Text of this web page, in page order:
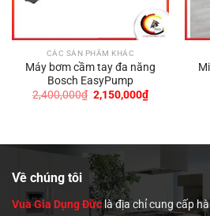
CÁC SẢN PHẨM KHÁC
Máy bơm cầm tay đa năng
Bosch EasyPump
2,400,000₫ Giá
gốc
2,150,000₫Giá
hiện
Về chúng tôi
Vua Gia Dụng Đứclà địa chỉ cung cấp